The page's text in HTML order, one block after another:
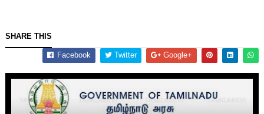
SHARE THIS
Facebook Twitter Google+